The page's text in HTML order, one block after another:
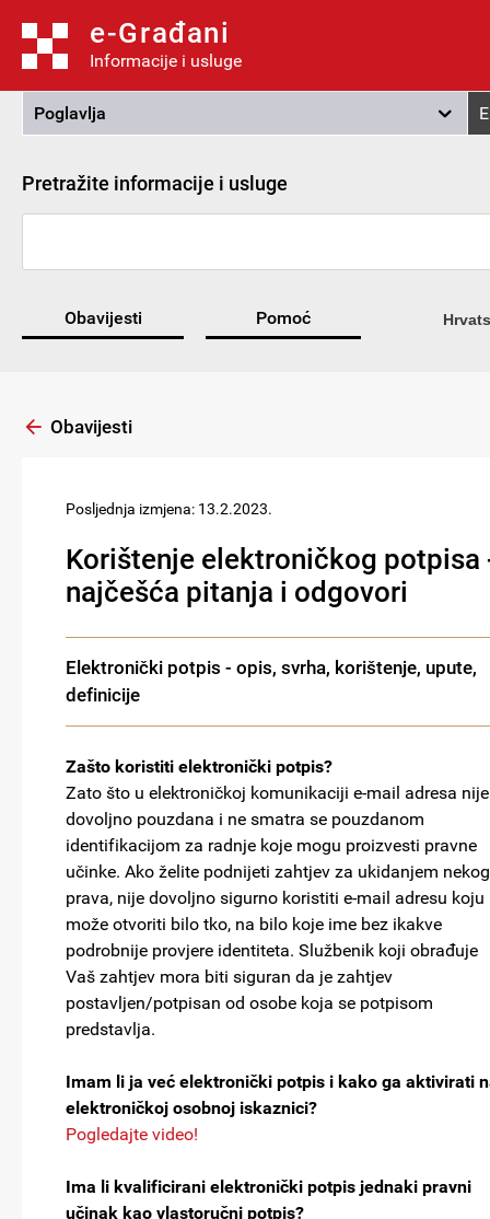
e-Građani
Informacije i usluge
Poglavlja
Pretražite informacije i usluge
Obavijesti Pomoć
Obavijesti
Posljednja izmjena: 13.2.2023.
Korištenje elektroničkog potpisa
najčešća pitanja i odgovori
Elektronički potpis - opis, svrha, korištenje, upute,
definicije
Zašto koristiti elektronički potpis?
Zato što u elektroničkoj komunikaciji e-mail adresa nije
dovoljno pouzdana i ne smatra se pouzdanom
identifikacijom za radnje koje mogu proizvesti pravne
učinke. Ako želite podnijeti zahtjev za ukidanjem nekog
prava, nije dovoljno sigurno koristiti e-mail adresu koju
može otvoriti bilo tko, na bilo koje ime bez ikakve
podrobnije provjere identiteta. Službenik koji obrađuje
Vaš zahtjev mora biti siguran da je zahtjev
postavljen/potpisan od osobe koja se potpisom
predstavlja.
Imam li ja već elektronički potpis i kako ga aktivirati
elektroničkoj osobnoj iskaznici?
Pogledajte video!
Ima li kvalificirani elektronički potpis jednaki pravni
učinak kao vlastoručni potpis?